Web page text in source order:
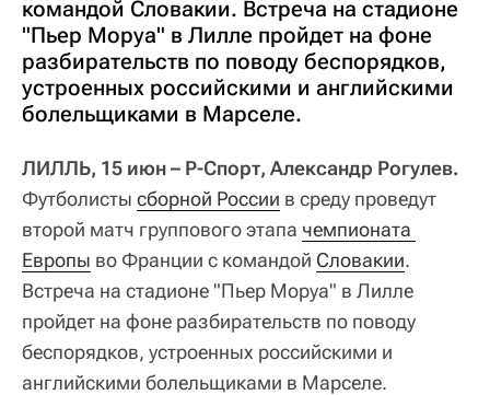
командой Словакии. Встреча на стадионе
"Пьер Моруа" в Лилле пройдет на фоне
разбирательств по поводу беспорядков,
устроенных российскими и английскими
болельщиками в Марселе.
ЛИЛЛЬ, 15 июн – Р-Спорт, Александр Рогулев.
Футболисты сборной России в среду проведут
второй матч группового этапа чемпионата
Европы во Франции с командой Словакии.
Встреча на стадионе "Пьер Моруа" в Лилле
пройдет на фоне разбирательств по поводу
беспорядков, устроенных российскими и
английскими болельщиками в Марселе.